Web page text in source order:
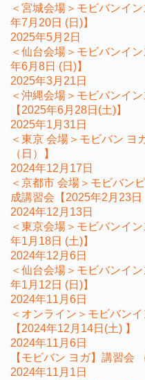
＜宮城会場＞モビバンイ
年7月20日 (日)】
2025年5月2日
＜仙台会場＞モビバンイ
年6月8日 (日)】
2025年3月21日
＜沖縄会場＞モビバンイ
【2025年6月28日(土)】
2025年1月31日
＜東京 会場＞モビバン ヨ
（日）】
2024年12月17日
＜京都市 会場＞モビバン
成講習会【2025年2月23日
2024年12月13日
＜東京会場＞モビバンイ
年1月18日 (土)】
2024年12月6日
＜仙台会場＞モビバンイ
年1月12日 (日)】
2024年11月6日
＜オンライン＞モビバン
【2024年12月14日(土) 】
2024年11月6日
【モビバン ヨガ】講習会
2024年11月1日